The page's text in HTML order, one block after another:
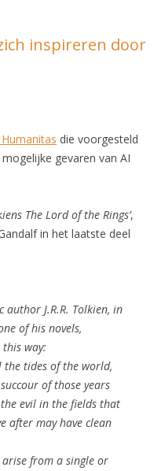
inspireren door
die voorgesteld
gevaren van AI
iens The Lord of the Rings’,
in het laatste deel
author J.R.R. Tolkien, in
of his novels,
way:
tides of the world,
of those years
evil in the fields that
after may have clean
from a single or